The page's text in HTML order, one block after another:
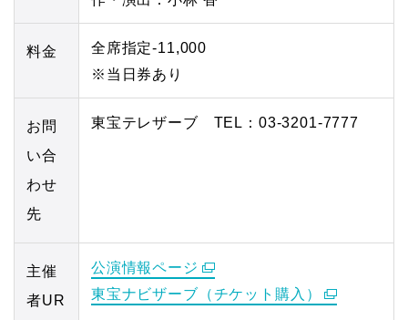
料金
全席指定-11,000
※当日券あり
お問
い合
わせ
先
東宝テレザーブ TEL：03-3201-7777
主催
者UR
公演情報ページ
東宝ナビザーブ（チケット購入）